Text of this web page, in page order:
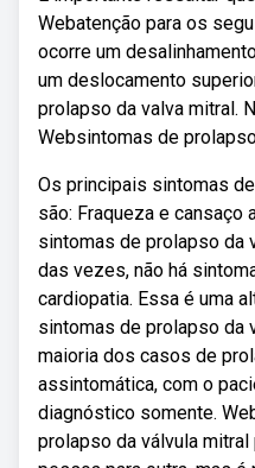
Webatenção para os
ocorre um
um deslocamento
prolapso da valva mitral.
Websintomas de
Os principais sintomas
são: Fraqueza e
sintomas de prolapso da
das vezes, não há
cardiopatia. Essa é uma
sintomas de prolapso da
maioria dos casos de
assintomática, com o
diagnóstico somente.
prolapso da válvula